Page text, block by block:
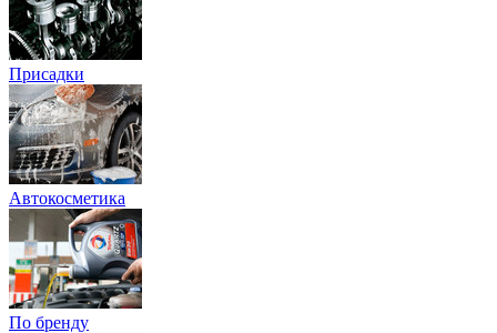
Присадки
Автокосметика
По бренду